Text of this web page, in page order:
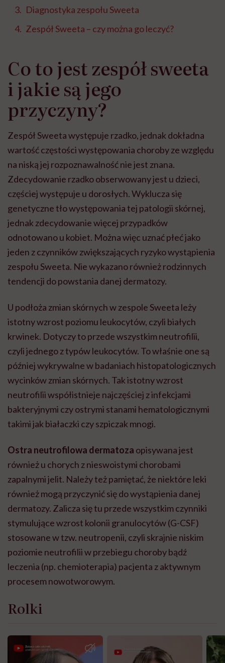
Diagnostyka zespołu Sweeta
Zespół Sweeta – czy można go leczyć?
Co to jest zespół sweeta
i jakie są jego
przyczyny?
Zespół Sweeta występuje rzadko, jednak dokładna
wartość częstości występowania choroby ze względu
na niską jej rozpoznawalność nie jest znana.
Zdecydowanie rzadko obserwowany jest u dzieci,
częściej występuje u dorosłych. Wyklucza się
genetyczne tło występowania tej patologii skórnej,
jednak zdecydowanie więcej przypadków
odnotowano u kobiet. Można więc uznać płeć jako
jeden z czynników zwiększających ryzyko wystąpienia
zespołu Sweeta. Nie wykazano również rodzinnych
tendencji do powstania danej dermatozy.
U podłoża zmian skórnych w zespole Sweeta leży
istotny wzrost poziomu leukocytów, czyli białych
krwinek. Dotyczy to przede wszystkim neutrofilii,
czyli jednego z typów leukocytów. To właśnie one są
później wykrywalne w badaniach histopatologicznych
wycinków zmian skórnych. Tak istotny wzrost
neutrofilii współistnieje najczęściej z infekcjami
bakteryjnymi czy ostrymi stanami hematologicznymi
takimi jak białaczki czy szpiczak mnogi.
Ostra neutrofilowa dermatoza opisywana jest
również u chorych z nieswoistymi chorobami
zapalnymi jelit. Należy też pamiętać, że niektóre leki
również mogą przyczynić się do wystąpienia danej
dermatozy. Zalicza się tu przede wszystkim czynniki
stymulujące wzrost kolonii granulocytów (G-CSF)
stosowane w tzw. neutropenii, czyli skrajnie niskim
poziomie neutrofilii w przebiegu choroby bądź
leczenia (np. chemioterapia) pacjenta z aktywnym
procesem nowotworowym.
Rolki